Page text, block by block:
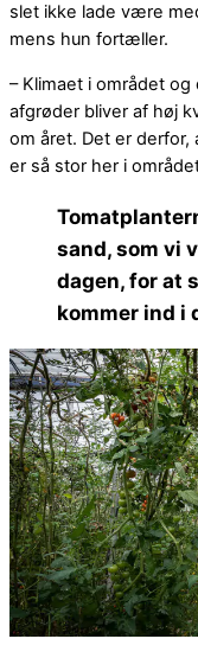
slet ikke lade være
mens hun fortæller.
– Klimaet i området
afgrøder bliver af høj
om året. Det er
er så stor her i
sand, som vi
dagen, for at
kommer ind i